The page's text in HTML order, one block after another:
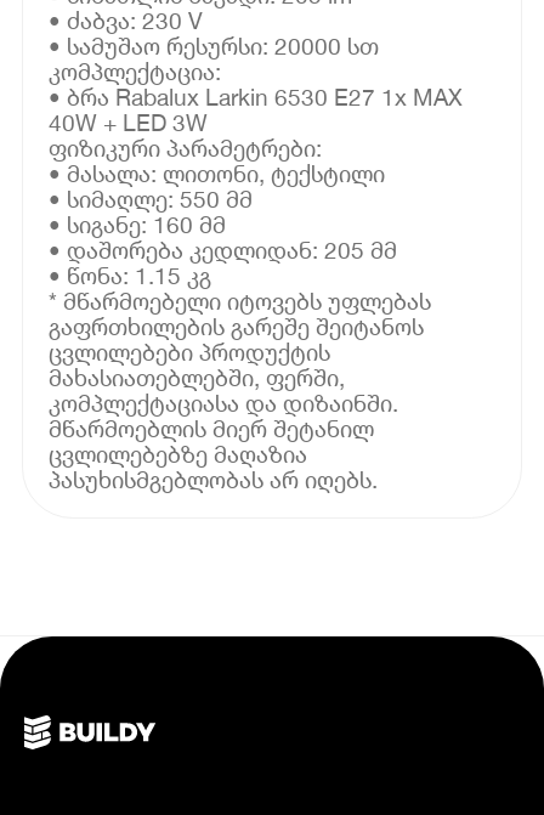
• ძაბვა: 230 V
• სამუშაო რესურსი: 20000 სთ
კომპლექტაცია:
• ბრა Rabalux Larkin 6530 E27 1x MAX
40W + LED 3W
ფიზიკური პარამეტრები:
• მასალა: ლითონი, ტექსტილი
• სიმაღლე: 550 მმ
• სიგანე: 160 მმ
• დაშორება კედლიდან: 205 მმ
• წონა: 1.15 კგ
* მწარმოებელი იტოვებს უფლებას
გაფრთხილების გარეშე შეიტანოს
ცვლილებები პროდუქტის
მახასიათებლებში, ფერში,
კომპლექტაციასა და დიზაინში.
მწარმოებლის მიერ შეტანილ
ცვლილებებზე მაღაზია
პასუხისმგებლობას არ იღებს.